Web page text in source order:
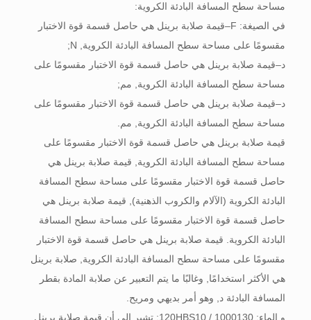
مساحة سطح المسافة البادئة الكروية:
في الصيغة: F–قيمة صلابة برينل هي حاصل قسمة قوة الاختبار
مقسومًا على مساحة سطح المسافة البادئة الكروية, N;
د–قيمة صلابة برينل هي حاصل قسمة قوة الاختبار مقسومًا على
مساحة سطح المسافة البادئة الكروية, مم;
د–قيمة صلابة برينل هي حاصل قسمة قوة الاختبار مقسومًا على
مساحة سطح المسافة البادئة الكروية, مم.
قيمة صلابة برينل هي حاصل قسمة قوة الاختبار مقسومًا على
مساحة سطح المسافة البادئة الكروية, قيمة صلابة برينل هي
حاصل قسمة قوة الاختبار مقسومًا على مساحة سطح المسافة
البادئة الكروية (الآلام والكروب الذهنية), قيمة صلابة برينل هي
حاصل قسمة قوة الاختبار مقسومًا على مساحة سطح المسافة
البادئة الكروية. قيمة صلابة برينل هي حاصل قسمة قوة الاختبار
مقسومًا على مساحة سطح المسافة البادئة الكروية, صلابة برينل
هي الأكثر استخدامًا, وغالبًا ما يتم التعبير عن صلابة المادة بقطر
المسافة البادئة د, وهو أمر بديهي ومريح.
و الماء: 120HBS10 / 1000130: تشير إلى أن قيمة صلابة برينل